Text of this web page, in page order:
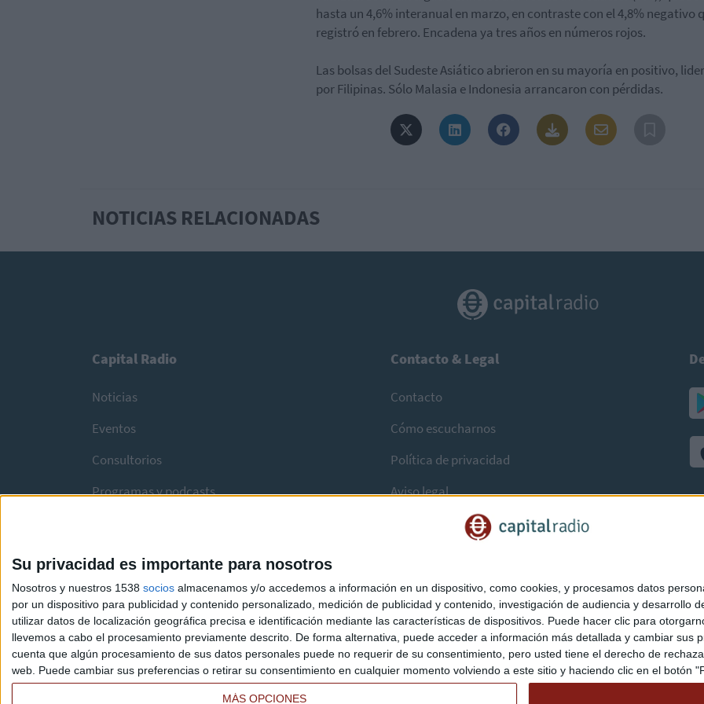
Su privacidad es importante para nosotros
Nosotros y nuestros 1538 socios almacenamos y/o accedemos a información en un dispositivo, como cookies, y procesamos datos
por un dispositivo para publicidad y contenido personalizado, medición de publicidad y contenido, investigación de audiencia y desarrollo
utilizar datos de localización geográfica precisa e identificación mediante las características de dispositivos. Puede hacer clic para
llevemos a cabo el procesamiento previamente descrito. De forma alternativa, puede acceder a información más detallada y cambiar sus
cuenta que algún procesamiento de sus datos personales puede no requerir de su consentimiento, pero usted tiene el derecho de
web. Puede cambiar sus preferencias o retirar su consentimiento en cualquier momento volviendo a este sitio y haciendo clic en el botón
MÁS OPCIONES
hasta un 4,6% interanual en marzo, en contraste con el 4,8% negativo
registró en febrero. Encadena ya tres años en números rojos.
Las bolsas del Sudeste Asiático abrieron en su mayoría en positivo,
por Filipinas. Sólo Malasia e Indonesia arrancaron con pérdidas.
NOTICIAS RELACIONADAS
Capital Radio
Noticias
Eventos
Consultorios
Programas y podcasts
Contacto & Legal
Contacto
Cómo escucharnos
Política de privacidad
Aviso legal